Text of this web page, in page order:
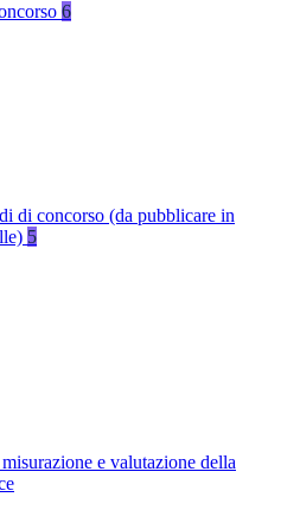
6
di concorso (da pubblicare in
5
e valutazione della